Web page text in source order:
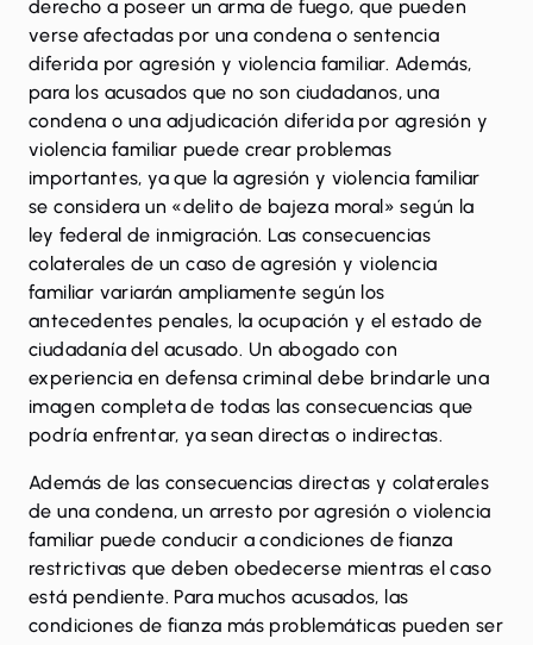
derecho a poseer un arma de fuego, que pueden
verse afectadas por una condena o sentencia
diferida por agresión y violencia familiar. Además,
para los acusados ​​que no son ciudadanos, una
condena o una adjudicación diferida por agresión y
violencia familiar puede crear problemas
importantes, ya que la agresión y violencia familiar
se considera un «delito de bajeza moral» según la
ley federal de inmigración. Las consecuencias
colaterales de un caso de agresión y violencia
familiar variarán ampliamente según los
antecedentes penales, la ocupación y el estado de
ciudadanía del acusado. Un abogado con
experiencia en defensa criminal debe brindarle una
imagen completa de todas las consecuencias que
podría enfrentar, ya sean directas o indirectas.
Además de las consecuencias directas y colaterales
de una condena, un arresto por agresión o violencia
familiar puede conducir a condiciones de fianza
restrictivas que deben obedecerse mientras el caso
está pendiente. Para muchos acusados, las
condiciones de fianza más problemáticas pueden ser